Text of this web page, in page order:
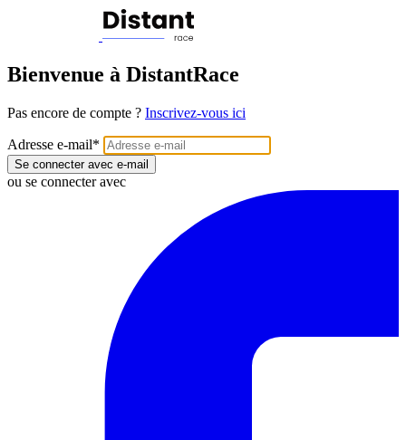
Bienvenue à DistantRace
Pas encore de compte ? Inscrivez-vous ici
Adresse e-mail*
Se connecter avec e-mail
ou se connecter avec